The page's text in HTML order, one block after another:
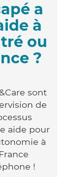
a
à
ou
?
sont
de
aide pour
à
!